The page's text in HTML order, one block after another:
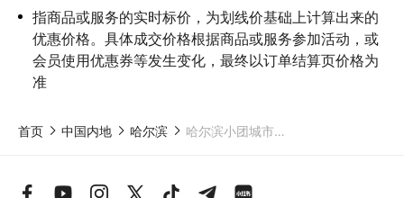
通，工作人员将会及时为您提供必要支持。
指商品或服务的实时标价，为划线价基础上计算出来的
优惠价格。具体成交价格根据商品或服务参加活动，或
会员使用优惠券等发生变化，最终以订单结算页价格为
准
首页 中国内地 哈尔滨 哈尔滨小团城市探索一日游